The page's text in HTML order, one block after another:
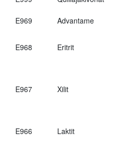
E969
Advantame
E968 Eritrit
E967 Xilit
E966 Laktit